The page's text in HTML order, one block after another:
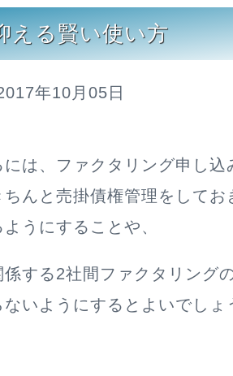
える賢い使い方
年10月05日
は、ファクタリング申し込
ちんと売掛債権管理をして
うにすることや、
係する2社間ファクタリング
いようにするとよいでしょ